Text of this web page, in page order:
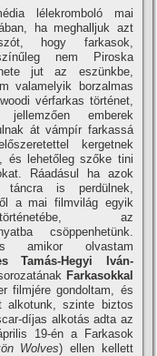
lélekromboló mai
ha meghalljuk azt
hogy farkasok,
nem Piroska
jut az eszünkbe,
valamelyik borzalmas
vérfarkas történet,
jellemzően emberek
át vámpí­r farkassá
kergetnek
és lehetőleg szőke tini
Ráadásul ha azok
táncra is perdülnek,
a mai filmvilág egyik
az
csöppenhetünk.
amikor olvastam
Tamás-Hegyi Iván-
Farkasokkal
filmjére gondoltam, és
alkotunk, szinte biztos
dí­jas alkotás adta az
19-én a Farkasok
Wolves) ellen kellett